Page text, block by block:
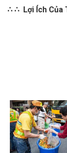
∴ ∴ Lợi ch Của